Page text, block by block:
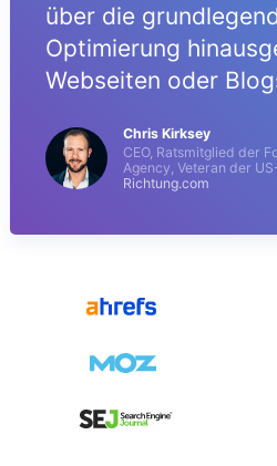
über die
Optimierung
Webseiten oder
Chris Kirksey
CEO, Ratsmitglied der
Agency, Veteran der
Richtung.com